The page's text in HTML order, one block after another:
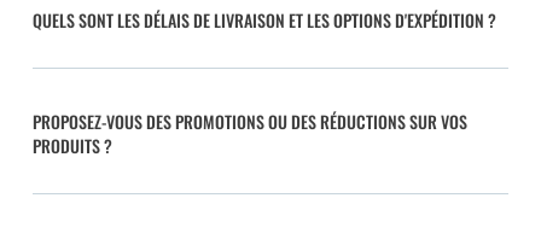
QUELS SONT LES DÉLAIS DE LIVRAISON ET LES OPTIONS D'EXPÉDITION ?
PROPOSEZ-VOUS DES PROMOTIONS OU DES RÉDUCTIONS SUR VOS
PRODUITS ?